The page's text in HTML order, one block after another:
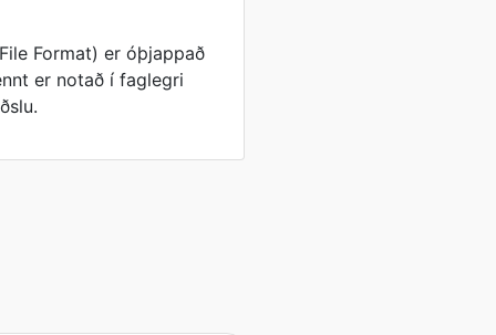
Format) er óþjappað
er notað í faglegri